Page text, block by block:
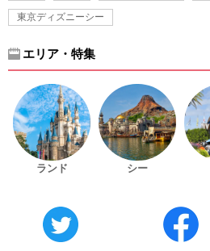
東京ディズニーシー
エリア・特集
ランド シー